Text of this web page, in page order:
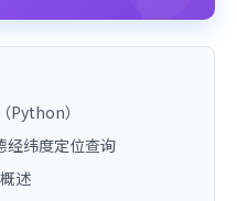
Python）
经纬度定位查询
述